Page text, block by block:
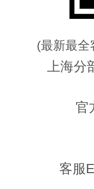
(最新最全
上海分
官
客服